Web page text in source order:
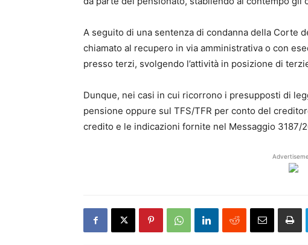
A seguito di una sentenza di condanna della Corte
chiamato al recupero in via amministrativa o con
presso terzi, svolgendo l’attività in posizione di
Dunque, nei casi in cui ricorrono i presupposti di
pensione oppure sul TFS/TFR per conto del
credito e le indicazioni fornite nel Messaggio 3187/